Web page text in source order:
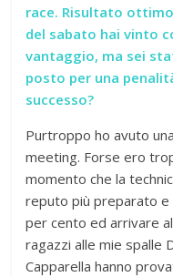
race. Risultato
del sabato hai vinto
vantaggio, ma sei
posto per una
successo?
Purtroppo ho avuto
meeting. Forse ero
momento che la
reputo più preparato
per cento ed arrivare
ragazzi alle mie spalle
Capparella hanno